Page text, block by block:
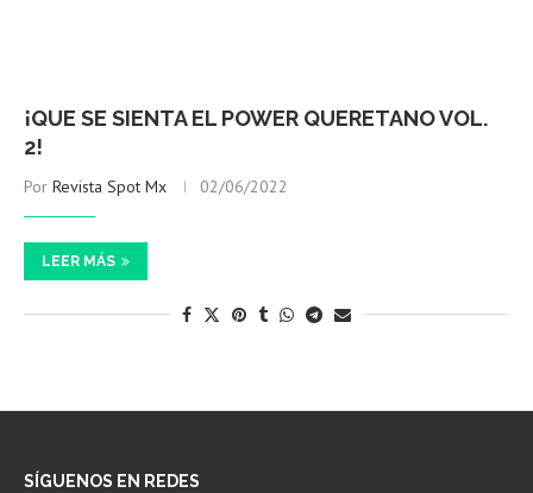
¡QUE SE SIENTA EL POWER QUERETANO VOL.
2!
Por Revista Spot Mx 02/06/2022
LEER MÁS
SÍGUENOS EN REDES